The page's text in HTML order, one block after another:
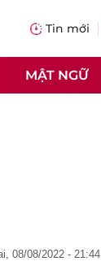
Tin mới
MẬT NGỮ
08/08/2022 - 21:44